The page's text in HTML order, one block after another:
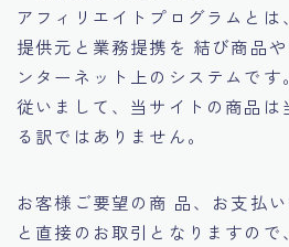
アフィリエイトプログラムと
提供元と業務提携を 結び商品
ンターネット上のシステムです。
従いまして、当サイトの商品は
る訳ではありません。
お客様ご要望の商 品、お支払
と直接のお取引となりますの